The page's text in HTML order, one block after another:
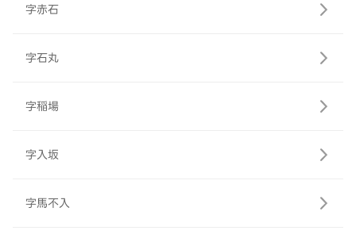
字赤石
字石丸
字稲場
字入坂
字馬不入